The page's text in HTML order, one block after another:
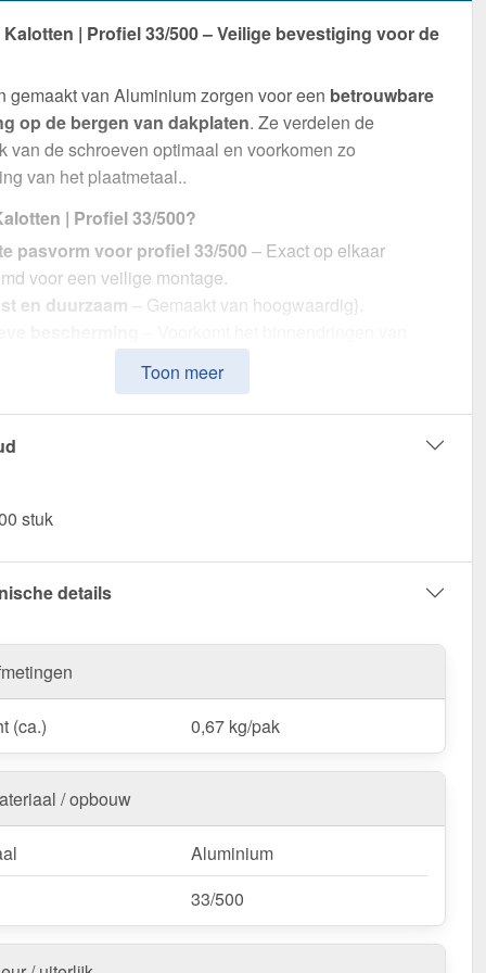
| Profiel 33/500 – Veilige bevestiging voor de
gemaakt van Aluminium zorgen voor een betrouwbare
op de bergen van dakplaten. Ze verdelen de
van de schroeven optimaal en voorkomen zo
van het plaatmetaal..
| Profiel 33/500?
pasvorm voor profiel 33/500 – Exact op elkaar
voor een veilige montage.
en duurzaam – Gemaakt van hoogwaardig}.
de schroefpunten.
– 100 stuk in een set voor efficiënte
gecoördineerd
– In Antracietgrijs (RAL 7016) voor een
Kalotten | Profiel 33/500 - Veilig vastzetten & optimaal
Toon meer
stuk
details
(ca.) 0,67 kg/pak
/ opbouw
Aluminium
33/500